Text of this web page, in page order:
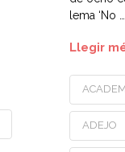
lema ‘No …
Llegir
ADEJO